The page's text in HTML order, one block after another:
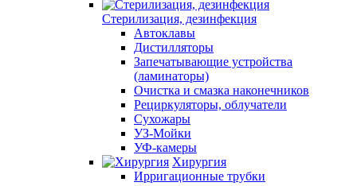
Стерилизация, дезинфекция
Автоклавы
Дистилляторы
Запечатывающие устройства
(ламинаторы)
Очистка и смазка наконечников
Рециркуляторы, облучатели
Сухожары
УЗ-Мойки
УФ-камеры
Хирургия
Ирригационные трубки